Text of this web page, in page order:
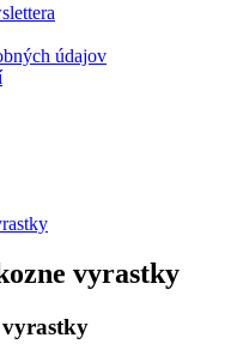
údajov
vyrastky
vyrastky